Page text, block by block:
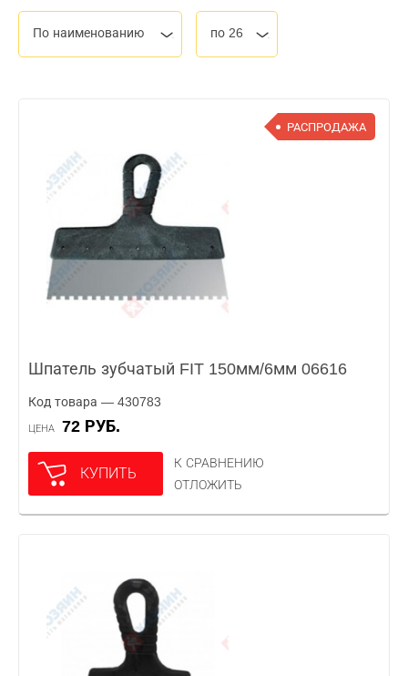
По наименованию по 26
РАСПРОДАЖА
Шпатель зубчатый FIT 150мм/6мм 06616
Код товара — 430783
ЦЕНА 72 РУБ.
КУПИТЬ
К СРАВНЕНИЮ
ОТЛОЖИТЬ